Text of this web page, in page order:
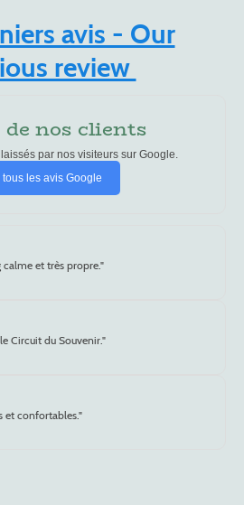
avis - Our
review
de nos clients
par nos visiteurs sur Google.
tous les avis Google
et très propre."
Circuit du Souvenir."
et confortables."